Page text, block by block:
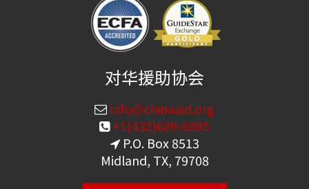
对华援助协会
info@chinaaid.org
+1(432)689-6985
P.O. Box 8513
Midland, TX, 79708